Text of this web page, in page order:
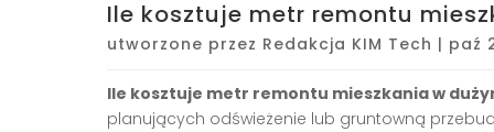
Ile kosztuje metr remontu
utworzone przez Redakcja KIM Tech | paź
Ile kosztuje metr remontu mieszkania w
planujących odświeżenie lub gruntowną